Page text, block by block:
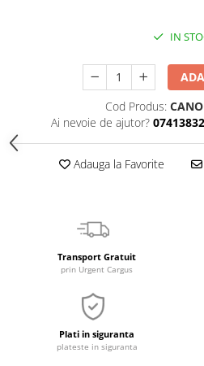
IN
Cod Produs:
Ai nevoie de ajutor?
Adauga la Favorite
Transport Gratuit
prin Urgent Cargus
Plati in siguranta
plateste in siguranta